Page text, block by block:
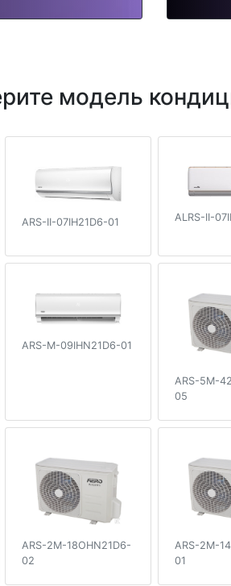
модель
ARS-II-07IH21D6-01
ALRS-II-
ARS-M-09IHN21D6-01
ARS-5M-
05
ARS-2M-18OHN21D6-
02
ARS-2M-
01